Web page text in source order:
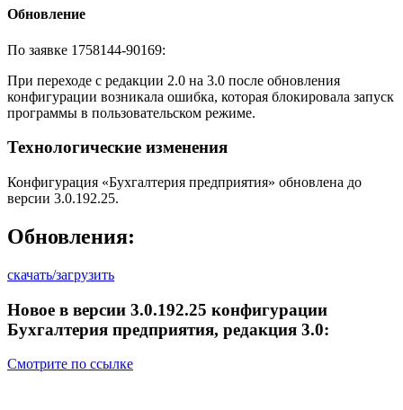
Обновление
По заявке 1758144-90169:
При переходе с редакции 2.0 на 3.0 после обновления
конфигурации возникала ошибка, которая блокировала запуск
программы в пользовательском режиме.
Технологические изменения
Конфигурация «Бухгалтерия предприятия» обновлена до
версии 3.0.192.25.
Обновления:
скачать/загрузить
Новое в версии 3.0.192.25 конфигурации
Бухгалтерия предприятия, редакция 3.0:
Смотрите по ссылке